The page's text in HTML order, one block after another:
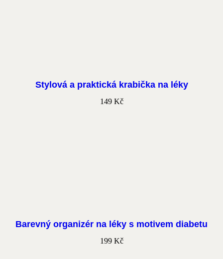
Stylová a praktická krabička na léky
149 Kč
Barevný organizér na léky s motivem diabetu
199 Kč